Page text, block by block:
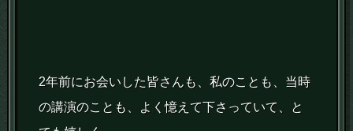
2年前にお会いした皆さんも、私のことも、当時
の講演のことも、よく憶えて下さっていて、と